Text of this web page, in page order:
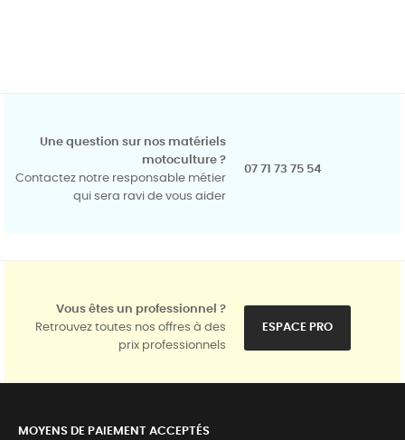
Une question sur nos matériels
motoculture ?
Contactez notre responsable métier
qui sera ravi de vous aider
07 71 73 75 54
Vous êtes un professionnel ?
Retrouvez toutes nos offres à des
prix professionnels
ESPACE PRO
MOYENS DE PAIEMENT ACCEPTÉS